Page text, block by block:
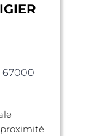
67000
proximité